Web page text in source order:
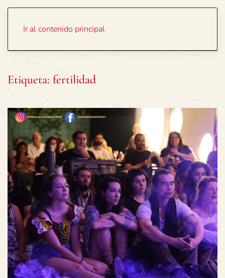
Ir al contenido principal
Etiqueta: fertilidad